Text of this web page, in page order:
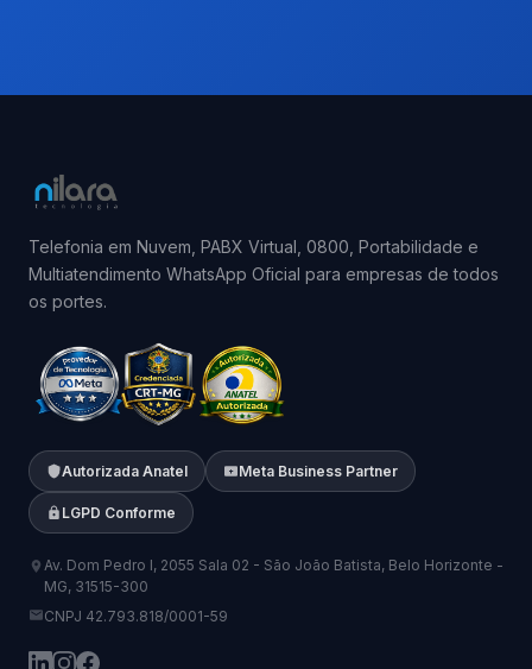
Telefonia em Nuvem, PABX Virtual, 0800, Portabilidade e
Multiatendimento WhatsApp Oficial para empresas de todos
os portes.
Autorizada Anatel Meta Business Partner
LGPD Conforme
Av. Dom Pedro I, 2055 Sala 02 - São João Batista, Belo Horizonte -
MG, 31515-300
CNPJ 42.793.818/0001-59